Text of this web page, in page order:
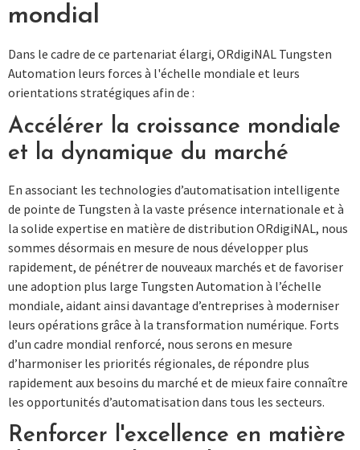
mondial
Dans le cadre de ce partenariat élargi, ORdigiNAL Tungsten
Automation leurs forces à l'échelle mondiale et leurs
orientations stratégiques afin de :
Accélérer la croissance mondiale
et la dynamique du marché
En associant les technologies d’automatisation intelligente
de pointe de Tungsten à la vaste présence internationale et à
la solide expertise en matière de distribution ORdigiNAL, nous
sommes désormais en mesure de nous développer plus
rapidement, de pénétrer de nouveaux marchés et de favoriser
une adoption plus large Tungsten Automation à l’échelle
mondiale, aidant ainsi davantage d’entreprises à moderniser
leurs opérations grâce à la transformation numérique. Forts
d’un cadre mondial renforcé, nous serons en mesure
d’harmoniser les priorités régionales, de répondre plus
rapidement aux besoins du marché et de mieux faire connaître
les opportunités d’automatisation dans tous les secteurs.
Renforcer l'excellence en matière